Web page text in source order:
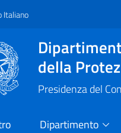
principale
il piè di pagina
Italiano
della
Presidenza del
Dipartimento